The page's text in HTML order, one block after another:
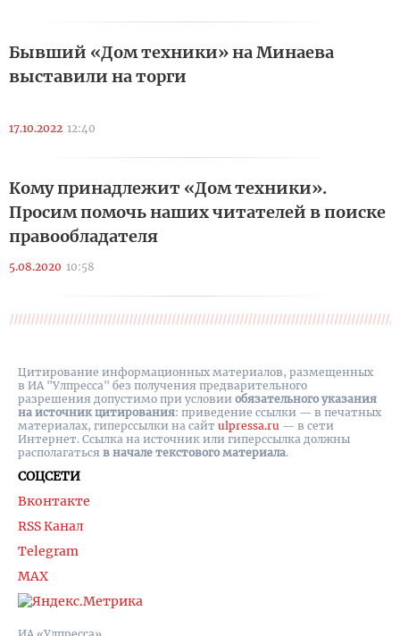
Бывший «Дом техники» на Минаева
выставили на торги
17.10.2022 12:40
Кому принадлежит «Дом техники».
Просим помочь наших читателей в поиске
правообладателя
5.08.2020 10:58
СОЦСЕТИ
Вконтакте
RSS Канал
Telegram
MAX
Цитирование информационных материалов, размещенных
в ИА "Улпресса" без получения предварительного
разрешения допустимо при условии обязательного указания
на источник цитирования: приведение ссылки — в печатных
материалах, гиперссылки на cайт ulpressa.ru — в сети
Интернет. Ссылка на источник или гиперссылка должны
располагаться в начале текстового материала.